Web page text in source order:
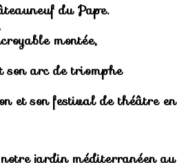
du Pape.
montée,
son arc de triomphe
et son festival de théâtre en
jardin méditerranéen au